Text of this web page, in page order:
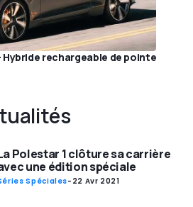
Hybride rechargeable de pointe
Polestar 1 clôture sa carrière
une édition spéciale
Spéciales- 22 Avr 2021